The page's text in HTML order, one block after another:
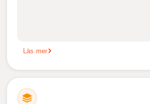
Läs mer